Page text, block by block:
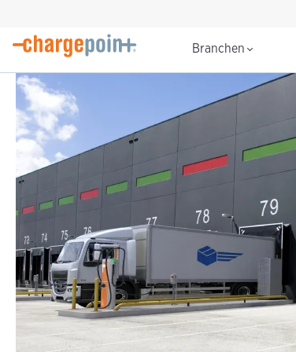
Branchen